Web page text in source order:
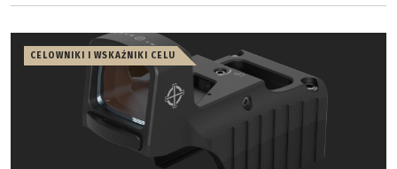
CELOWNIKI I WSKAŹNIKI CELU